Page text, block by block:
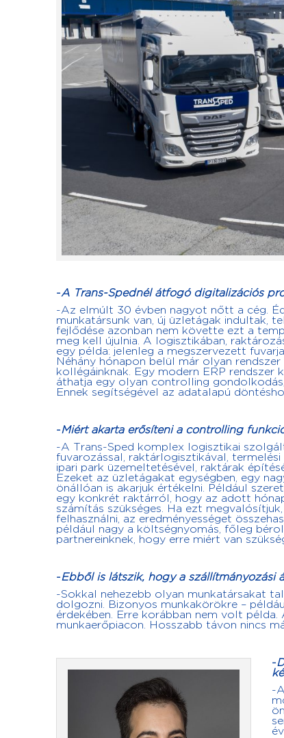
-A Trans-Spednél átfogó digitalizációs
-Az elmúlt 30 évben nagyot nőtt a cég.
munkatársunk van, új üzletágak indultak,
fejlődése azonban nem követte ezt a
meg kell újulnia. A logisztikában,
egy példa: jelenleg a megszervezett
Néhány hónapon belül már olyan
kollégáinknak. Egy modern ERP rendszer
áthatja egy olyan controlling
Ennek segítségével az adatalapú
-Miért akarta erősíteni a controlling
-A Trans-Sped komplex logisztikai
fuvarozással, raktárlogisztikával,
ipari park üzemeltetésével, raktárak
Ezeket az üzletágakat egységben, egy
önállóan is akarjuk értékelni. Például
egy konkrét raktárról, hogy az adott
számítás szükséges. Ha ezt
felhasználni, az eredményességet
például nagy a költségnyomás, főleg
partnereinknek, hogy erre miért van
-Ebből is látszik, hogy a szállítmányozási
-Sokkal nehezebb olyan munkatársakat
dolgozni. Bizonyos munkakörökre –
érdekében. Erre korábban nem volt
munkaerőpiacon. Hosszabb távon nincs
-
-